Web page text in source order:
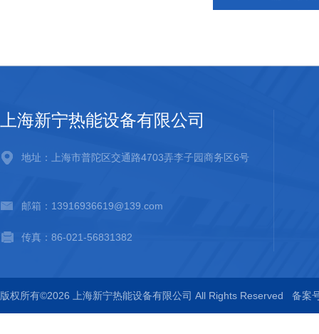
上海新宁热能设备有限公司
地址：上海市普陀区交通路4703弄李子园商务区6号
邮箱：13916936619@139.com
传真：86-021-56831382
版权所有©2026 上海新宁热能设备有限公司 All Rights Reserved 备案